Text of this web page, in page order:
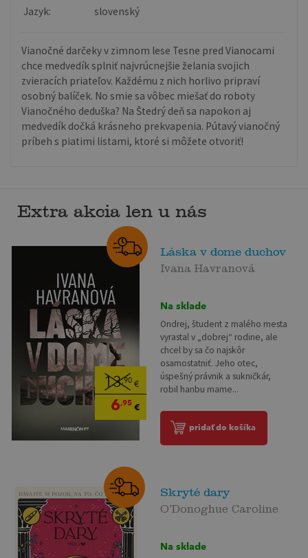
Jazyk:
slovenský
Vianočné darčeky v zimnom lese Tesne pred Vianocami
chce medvedík splniť najvrúcnejšie želania svojich
zvieracích priateľov. Každému z nich horlivo pripraví
osobný balíček. No smie sa vôbec miešať do roboty
Vianočného deduška? Na Štedrý deň sa napokon aj
medvedík dočká krásneho prekvapenia. Pútavý vianočný
príbeh s piatimi listami, ktoré si môžete otvoriť!
Extra akcia len u nás
13,90€
6,95€
Láska v dome duchov
Ivana Havranová
Na sklade
Ondrej, študent z malého mesta
vyrastal v „dobrej“ rodine, ale
chcel by sa čo najskôr
osamostatniť. Jeho otec,
úspešný právnik a sukničkár,
robil hanbu mame...
pridať do košíka
Skryté dary
O’Donoghue Caroline
Na sklade